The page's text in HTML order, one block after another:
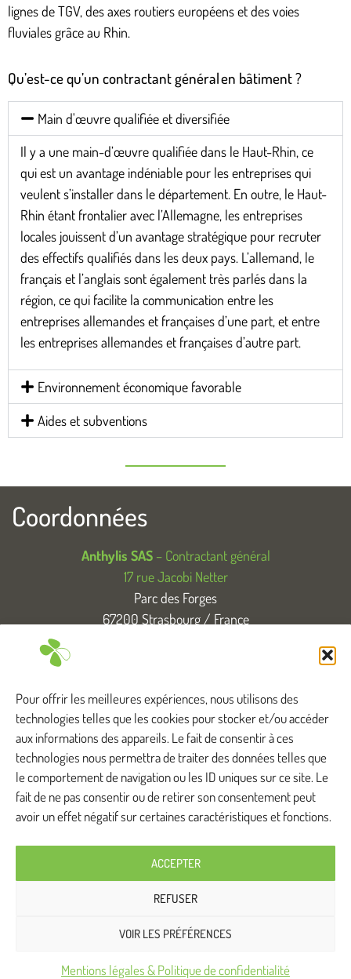
Pour offrir les meilleures expériences, nous utilisons des
technologies telles que les cookies pour stocker et/ou accéder
aux informations des appareils. Le fait de consentir à ces
technologies nous permettra de traiter des données telles que
le comportement de navigation ou les ID uniques sur ce site. Le
fait de ne pas consentir ou de retirer son consentement peut
avoir un effet négatif sur certaines caractéristiques et fonctions.
ACCEPTER
REFUSER
VOIR LES PRÉFÉRENCES
Mentions légales & Politique de confidentialité
lignes de TGV, des axes routiers européens et des voies
fluviales grâce au Rhin.
Qu’est-ce qu’un contractant général en bâtiment ?
Main d'œuvre qualifiée et diversifiée
Il y a une main-d’œuvre qualifiée dans le Haut-Rhin, ce
qui est un avantage indéniable pour les entreprises qui
veulent s’installer dans le département. En outre, le Haut-
Rhin étant frontalier avec l’Allemagne, les entreprises
locales jouissent d’un avantage stratégique pour recruter
des effectifs qualifiés dans les deux pays. L’allemand, le
français et l’anglais sont également très parlés dans la
région, ce qui facilite la communication entre les
entreprises allemandes et françaises d’une part, et entre
les entreprises allemandes et françaises d’autre part.
Environnement économique favorable
Aides et subventions
Coordonnées
Anthylis SAS– Contractant général
17 rue Jacobi Netter
Parc des Forges
67200 Strasbourg / France
Anthylis intervient ...
Bas-Rhin Haut-Rhin Doubs
Moselle
Vosges